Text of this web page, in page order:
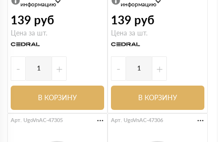
информацию
139 руб
Цена за шт.
- +
В КОРЗИНУ
информацию
139 руб
Цена за шт.
- +
В КОРЗИНУ
Арт. UgoVnAC-47305 Арт. UgoVnAC-47306